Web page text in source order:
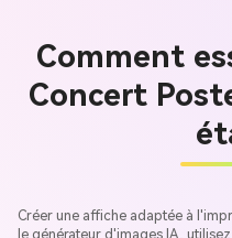
Comment
Concert
Créer une affiche adaptée à
le générateur d'images IA,